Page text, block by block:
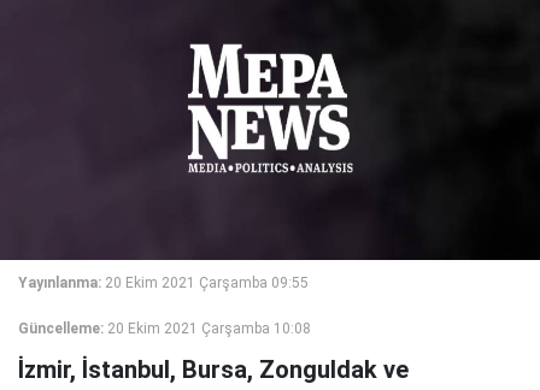
Yayınlanma: 20 Ekim 2021 Çarşamba 09:55
Güncelleme: 20 Ekim 2021 Çarşamba 10:08
İzmir, İstanbul, Bursa, Zonguldak ve